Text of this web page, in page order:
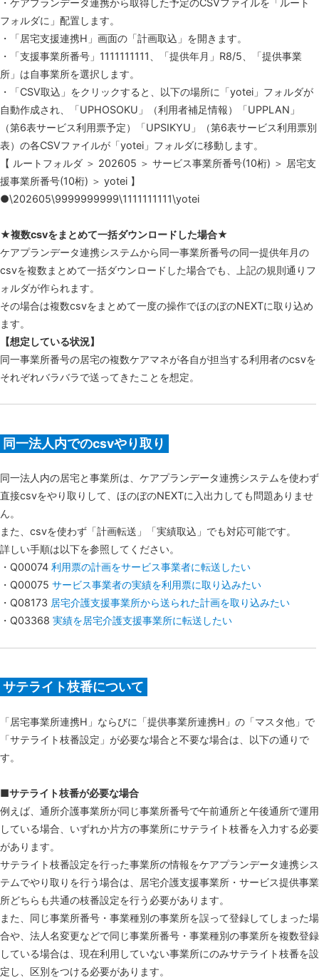
・ケアプランデータ連携から取得した予定のCSVファイルを「ルート
フォルダに」配置します。
・「居宅支援連携H」画面の「計画取込」を開きます。
・「支援事業所番号」1111111111、「提供年月」R8/5、「提供事業
所」は自事業所を選択します。
・「CSV取込」をクリックすると、以下の場所に「yotei」フォルダが
自動作成され、「UPHOSOKU」（利用者補足情報）「UPPLAN」
（第6表サービス利用票予定）「UPSIKYU」（第6表サービス利用票別
表）の各CSVファイルが「yotei」フォルダに移動します。
【 ルートフォルダ ＞ 202605 ＞ サービス事業所番号(10桁) ＞ 居宅支
援事業所番号(10桁) ＞ yotei 】
●\202605\9999999999\1111111111\yotei
★複数csvをまとめて一括ダウンロードした場合★
ケアプランデータ連携システムから同一事業所番号の同一提供年月の
csvを複数まとめて一括ダウンロードした場合でも、上記の規則通りフ
ォルダが作られます。
その場合は複数csvをまとめて一度の操作でほのぼのNEXTに取り込め
ます。
【想定している状況】
同一事業所番号の居宅の複数ケアマネが各自が担当する利用者のcsvを
それぞれバラバラで送ってきたことを想定。
同一法人内でのcsvやり取り
同一法人内の居宅と事業所は、ケアプランデータ連携システムを使わず
直接csvをやり取りして、ほのぼのNEXTに入出力しても問題ありませ
ん。
また、csvを使わず「計画転送」「実績取込」でも対応可能です。
詳しい手順は以下を参照してください。
・Q00074 利用票の計画をサービス事業者に転送したい
・Q00075 サービス事業者の実績を利用票に取り込みたい
・Q08173 居宅介護支援事業所から送られた計画を取り込みたい
・Q03368 実績を居宅介護支援事業所に転送したい
サテライト枝番について
「居宅事業所連携H」ならびに「提供事業所連携H」の「マスタ他」で
「サテライト枝番設定」が必要な場合と不要な場合は、以下の通りで
す。
■サテライト枝番が必要な場合
例えば、通所介護事業所が同じ事業所番号で午前通所と午後通所で運用
している場合、いずれか片方の事業所にサテライト枝番を入力する必要
があります。
サテライト枝番設定を行った事業所の情報をケアプランデータ連携シス
テムでやり取りを行う場合は、居宅介護支援事業所・サービス提供事業
所どちらも共通の枝番設定を行う必要があります。
また、同じ事業所番号・事業種別の事業所を誤って登録してしまった場
合や、法人名変更などで同じ事業所番号・事業種別の事業所を複数登録
している場合は、現在利用していない事業所にのみサテライト枝番を設
定し、区別をつける必要があります。